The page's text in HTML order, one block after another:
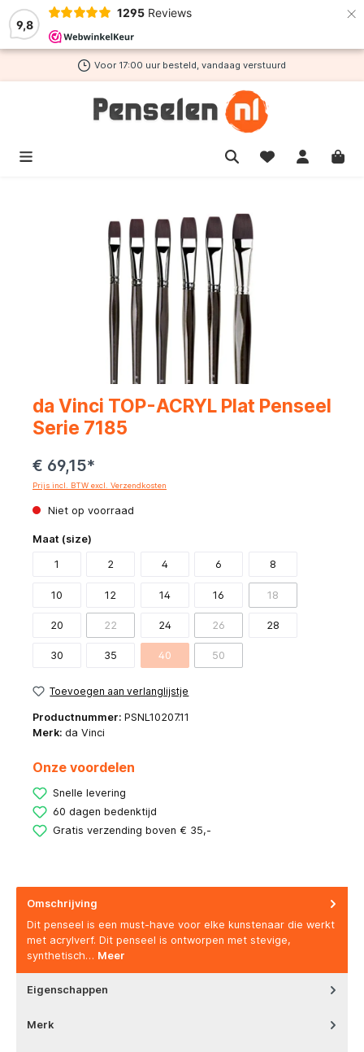
9,8
1295 Reviews ×
hoofdinhoud
Voor 17:00 uur besteld, vandaag verstuurd
da Vinci TOP-ACRYL Plat Penseel
Serie 7185
€ 69,15*
Prijs incl. BTW excl. Verzendkosten
Niet op voorraad
Maat (size)
1 2 4 6 8
10 12 14 16 18
20 22 24 26 28
30 35 40 50
Toevoegen aan verlanglijstje
Productnummer: PSNL10207.11
Merk: da Vinci
Onze voordelen
Snelle levering
60 dagen bedenktijd
Gratis verzending boven € 35,-
Omschrijving
Dit penseel is een must-have voor elke kunstenaar die werkt
met acrylverf. Dit penseel is ontworpen met stevige,
synthetisch… Meer
Eigenschappen
Merk